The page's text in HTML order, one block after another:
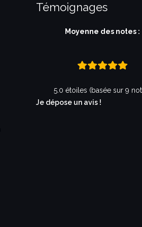
Témoignages
Moyenne des notes :
5.0 étoiles (basée sur 9
Je dépose un avis !